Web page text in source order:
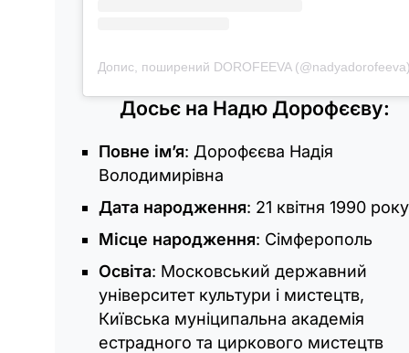
Допис, поширений DOROFEEVA
Досьє на Надю Дорофєєву:
Повне ім’я: Дорофєєва Надія
Володимирівна
Дата народження: 21 квітня 1990 року
Місце народження: Сімферополь
Освіта: Московський державний
університет культури і мистецтв,
Київська муніципальна академія
естрадного та циркового мистецтв